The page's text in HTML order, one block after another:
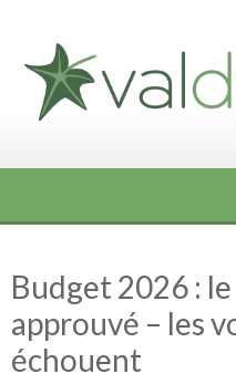
content
Budget 2026 :
approuvé – les
échouent